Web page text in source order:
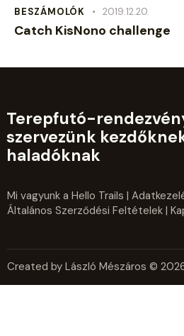
BESZÁMOLÓK 2019.12.20.
Catch KisNono challenge
Terepfutó-
szervezünk
haladóknak
Mi vagyunk a Hello Trails |
Általános Szerződési Feltételek |
Created by László Mészáros ©